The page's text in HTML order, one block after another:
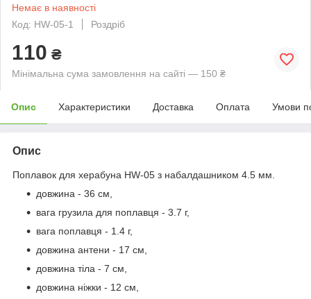
Немає в наявності
Код: HW-05-1
Роздріб
110 ₴
Мінімальна сума замовлення на сайті — 150 ₴
Опис Характеристики Доставка Оплата Умови
Опис
Поплавок для херабуна HW-05 з набалдашником 4.5 мм.
довжина - 36 см,
вага грузила для поплавця - 3.7 г,
вага поплавця - 1.4 г,
довжина антени - 17 см,
довжина тіла - 7 см,
довжина ніжки - 12 см,